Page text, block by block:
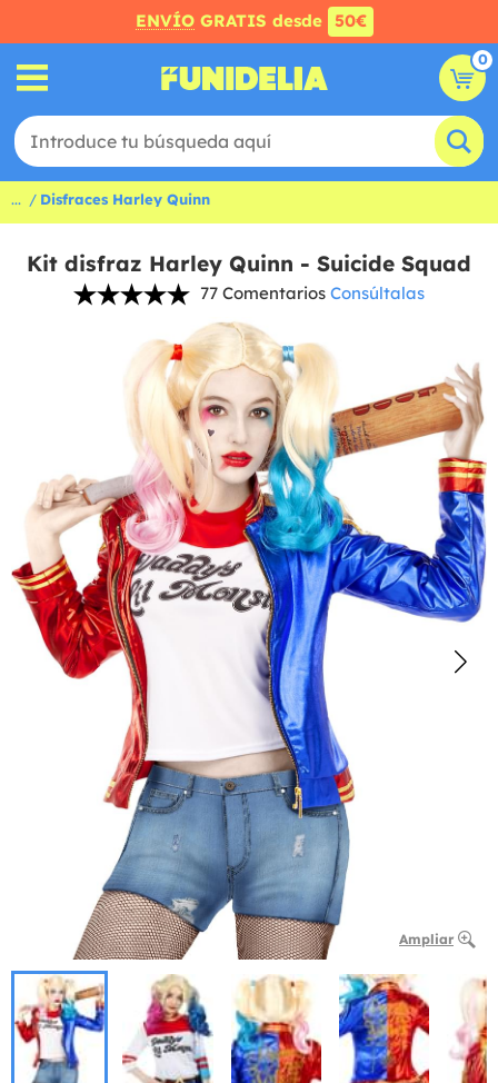
ENVÍO GRATIS desde 50€
0
... Disfraces Harley Quinn
Kit disfraz Harley Quinn - Suicide Squad
77 Comentarios Consúltalas
Ampliar